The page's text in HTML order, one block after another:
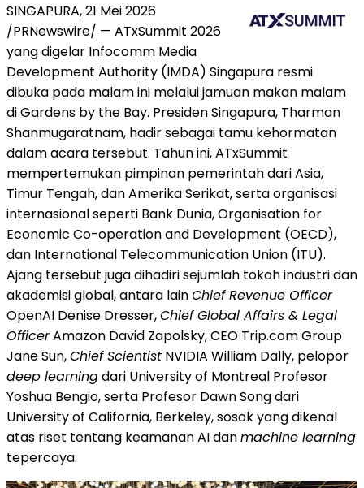
SINGAPURA, 21 Mei 2026
/PRNewswire/ — ATxSummit 2026
yang digelar Infocomm Media
Development Authority (IMDA) Singapura resmi
dibuka pada malam ini melalui jamuan makan malam
di Gardens by the Bay. Presiden Singapura, Tharman
Shanmugaratnam, hadir sebagai tamu kehormatan
dalam acara tersebut. Tahun ini, ATxSummit
mempertemukan pimpinan pemerintah dari Asia,
Timur Tengah, dan Amerika Serikat, serta organisasi
internasional seperti Bank Dunia, Organisation for
Economic Co-operation and Development (OECD),
dan International Telecommunication Union (ITU).
Ajang tersebut juga dihadiri sejumlah tokoh industri dan
akademisi global, antara lainChief Revenue Officer
OpenAI Denise Dresser,Chief Global Affairs & Legal
OfficerAmazon David Zapolsky, CEO Trip.com Group
Jane Sun,Chief Scientist NVIDIA William Dally, pelopor
deep learningdari University of Montreal Profesor
Yoshua Bengio, serta Profesor Dawn Song dari
University of California, Berkeley, sosok yang dikenal
atas riset tentang keamanan AI danmachine learning
tepercaya.